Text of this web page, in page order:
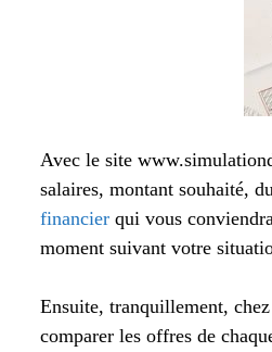
Avec le site
salaires, montant souhaité,
financier qui vous
moment suivant votre
Ensuite, tranquillement,
comparer les offres de